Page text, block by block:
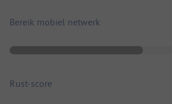
Bereik mobiel netwerk
Rust-score